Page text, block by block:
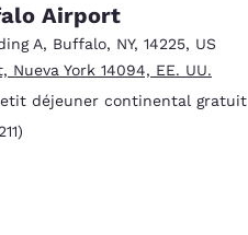
Airport
A, Buffalo, NY, 14225, US
Nueva York 14094, EE. UU.
déjeuner continental gratuit
offert
Bueno. 1211 reseñas